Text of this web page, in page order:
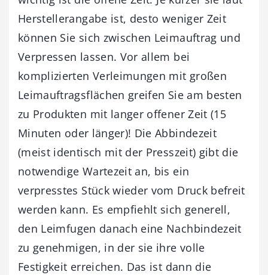
Herstellerangabe ist, desto weniger Zeit
können Sie sich zwischen Leimauftrag und
Verpressen lassen. Vor allem bei
komplizierten Verleimungen mit großen
Leimauftragsflächen greifen Sie am besten
zu Produkten mit langer offener Zeit (15
Minuten oder länger)! Die Abbindezeit
(meist identisch mit der Presszeit) gibt die
notwendige Wartezeit an, bis ein
verpresstes Stück wieder vom Druck befreit
werden kann. Es empfiehlt sich generell,
den Leimfugen danach eine Nachbindezeit
zu genehmigen, in der sie ihre volle
Festigkeit erreichen. Das ist dann die